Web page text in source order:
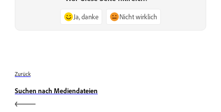
Ja, danke Nicht wirklich
Zurück
Suchen nach Mediendateien